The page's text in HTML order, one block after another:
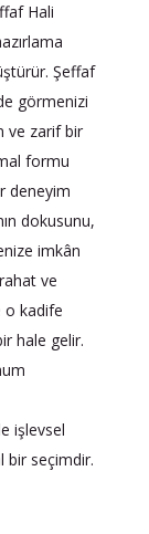
Hali
Şeffaf
görmenizi
ve zarif bir
formu
deneyim
dokusunu,
imkân
ve
o kadife
hale gelir.
işlevsel
bir seçimdir.